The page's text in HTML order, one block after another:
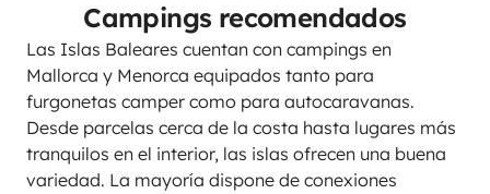
Campings recomendados
Las Islas Baleares cuentan con campings en
Mallorca y Menorca equipados tanto para
furgonetas camper como para autocaravanas.
Desde parcelas cerca de la costa hasta lugares más
tranquilos en el interior, las islas ofrecen una buena
variedad. La mayoría dispone de conexiones